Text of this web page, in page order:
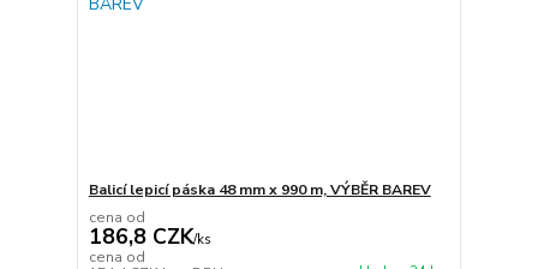
Balicí lepicí páska 48 mm x 990 m, VÝBĚR BAREV
cena od
186,8 CZK/ks
cena od